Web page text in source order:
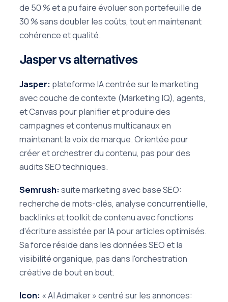
de 50 % et a pu faire évoluer son portefeuille de
30 % sans doubler les coûts, tout en maintenant
cohérence et qualité.
Jasper vs alternatives
Jasper: plateforme IA centrée sur le marketing
avec couche de contexte (Marketing IQ), agents,
et Canvas pour planifier et produire des
campagnes et contenus multicanaux en
maintenant la voix de marque. Orientée pour
créer et orchestrer du contenu, pas pour des
audits SEO techniques.
Semrush:suite marketing avec base SEO:
recherche de mots-clés, analyse concurrentielle,
backlinks et toolkit de contenu avec fonctions
d'écriture assistée par IA pour articles optimisés.
Sa force réside dans les données SEO et la
visibilité organique, pas dans l'orchestration
créative de bout en bout.
Icon: « AI Admaker » centré sur les annonces: